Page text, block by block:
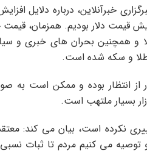
خبرآنلاین، درباره دلایل
قیمت دلار بودیم. همزمان، قیمت
و همچنین بحران های خبری و
طلا و سکه شده است.
از انتظار بوده و ممکن است به
بسیار ملتهب است.
نکرده است، بیان می کند:
می کنیم مردم تا ثبات